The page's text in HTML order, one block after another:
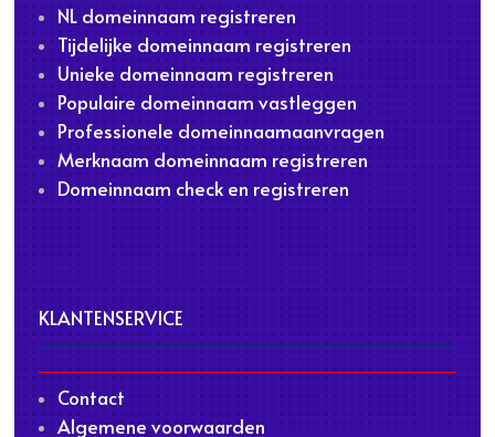
NL domeinnaam registreren
Tijdelijke domeinnaam registreren
Unieke domeinnaam registreren
Populaire domeinnaam vastleggen
Professionele domeinnaamaanvragen
Merknaam domeinnaam registreren
Domeinnaam check en registreren
KLANTENSERVICE
Contact
Algemene voorwaarden